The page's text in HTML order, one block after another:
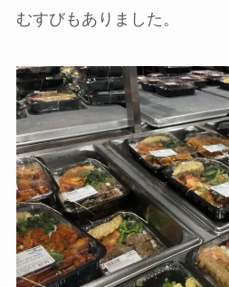
むすびもありました。